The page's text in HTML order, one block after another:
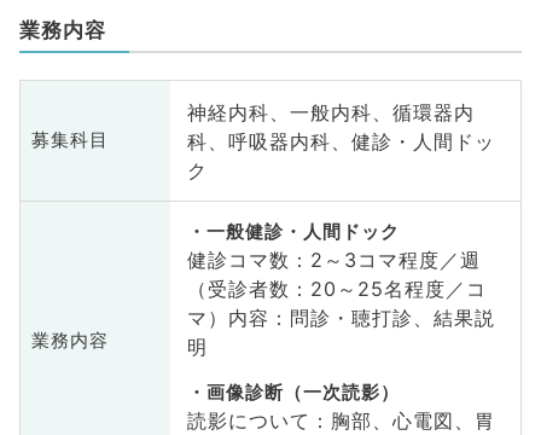
業務内容
募集科目
神経内科、一般内科、循環器内
科、呼吸器内科、健診・人間ドッ
ク
業務内容
一般健診・人間ドック
健診コマ数：2～3コマ程度／週
（受診者数：20～25名程度／コ
マ）内容：問診・聴打診、結果説
明
画像診断（一次読影）
読影について：胸部、心電図、胃